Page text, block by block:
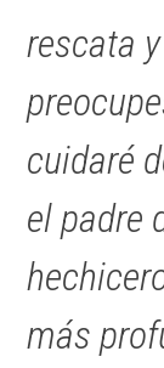
rescata
cuidaré
el padre
más